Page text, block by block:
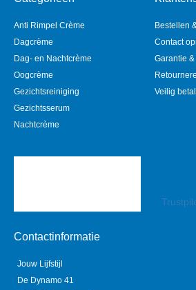
Anti Rimpel Crème
Dagcrème
Dag- en Nachtcrème
Oogcrème
Gezichtsreiniging
Gezichtsserum
Nachtcrème
Bestellen
Contact
Garantie
Veilig
Contactinformatie
Jouw Lijfstijl
De Dynamo 41